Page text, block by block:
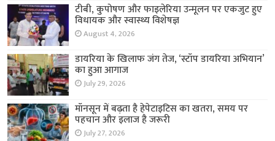
टीबी, कुपोषण और फाइलेरिया उन्मूलन पर एकजुट हुए
विधायक और स्वास्थ्य विशेषज्ञ
August 4, 2026
डायरिया के खिलाफ जंग तेज, ‘स्टॉप डायरिया अभियान’
का हुआ आगाज
July 29, 2026
मॉनसून में बढ़ता है हेपेटाइटिस का खतरा, समय पर
पहचान और इलाज है जरूरी
July 27, 2026